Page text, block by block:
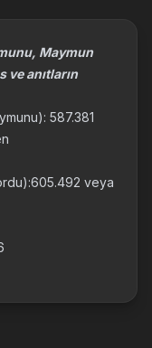
Maymun
ve anıtların
587.381
veya